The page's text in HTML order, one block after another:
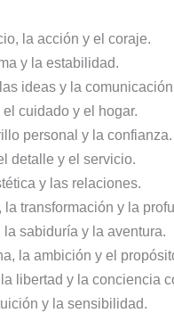
la acción y el coraje.
y la estabilidad.
ideas y la
el cuidado y el hogar.
personal y la confianza.
detalle y el servicio.
y las relaciones.
la transformación y la
la sabiduría y la aventura.
la ambición y el
libertad y la conciencia
y la sensibilidad.